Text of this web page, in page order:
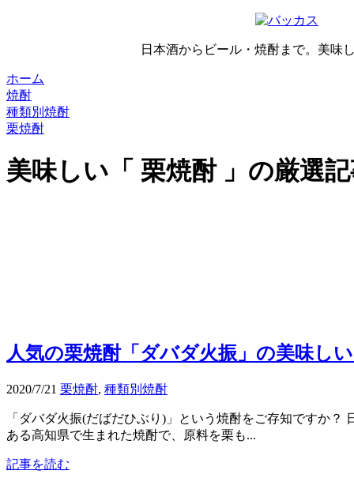
日本酒からビール・焼酎まで。美味
ホーム
焼酎
種類別焼酎
栗焼酎
美味しい「 栗焼酎 」の厳選
人気の栗焼酎「ダバダ火振」の美味し
2020/7/21 栗焼酎, 種類別焼酎
「ダバダ火振(だばだひぶり)」という焼酎をご存知ですか？
ある高知県で生まれた焼酎で、原料を栗も...
記事を読む